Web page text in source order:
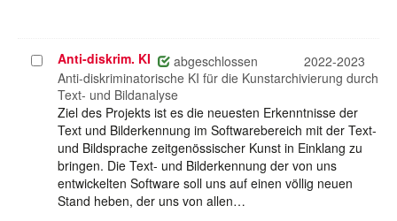
Projekt
auswählen
Anti-diskrim. KI abgeschlossen
2022-2023
Anti-diskriminatorische KI für die Kunstarchivierung durch
Text- und Bildanalyse
Ziel des Projekts ist es die neuesten Erkenntnisse der
Text und Bilderkennung im Softwarebereich mit der Text-
und Bildsprache zeitgenössischer Kunst in Einklang zu
bringen. Die Text- und Bilderkennung der von uns
entwickelten Software soll uns auf einen völlig neuen
Stand heben, der uns von allen…